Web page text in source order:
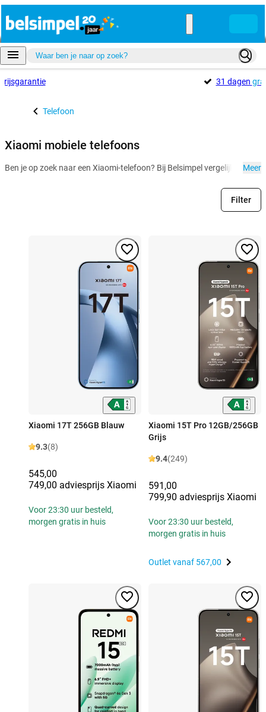
31 dagen
Telefoon
Xiaomi mobiele telefoons
Ben je op zoek naar een Xiaomi-telefoon? Bij Belsimpel vergelijk jeMeer
Filter
Xiaomi 17T 256GB Blauw
9.3(8)
545,00
749,00 adviesprijs Xiaomi
Voor 23:30 uur besteld,
morgen gratis in huis
Xiaomi 15T Pro 12GB/256GB
Grijs
9.4(249)
591,00
799,90 adviesprijs Xiaomi
Voor 23:30 uur besteld,
morgen gratis in huis
Outlet vanaf 567,00